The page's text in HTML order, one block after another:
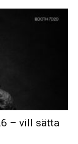
– vill sätta